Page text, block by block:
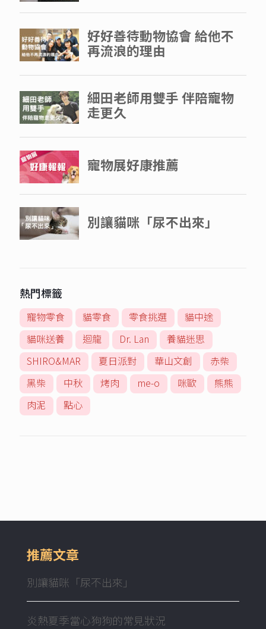
熱門標籤
寵物零食 貓零食 零食挑選
貓中途
貓咪送養
迴龍 Dr. Lan
養貓迷思
SHIRO&MAR
夏日派對 華山文創
赤柴
黑柴
中秋 烤肉 me-o 咪歐
熊熊
肉泥
點心
推薦文章
別讓貓咪「尿不出來」
炎熱夏季當心狗狗的常見狀況